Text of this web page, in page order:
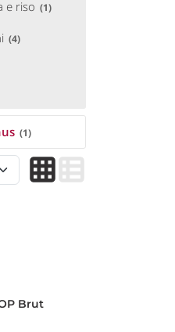
e riso (1)
(4)
(1)
Brut